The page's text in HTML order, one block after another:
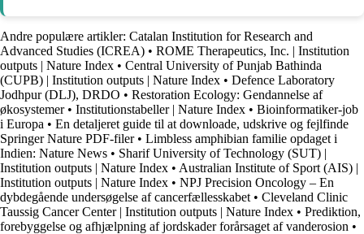
Andre populære artikler: Catalan Institution for Research and
Advanced Studies (ICREA) • ROME Therapeutics, Inc. | Institution
outputs | Nature Index • Central University of Punjab Bathinda
(CUPB) | Institution outputs | Nature Index • Defence Laboratory
Jodhpur (DLJ), DRDO • Restoration Ecology: Gendannelse af
økosystemer• Institutionstabeller | Nature Index • Bioinformatiker-job
i Europa • En detaljeret guide til at downloade, udskrive og fejlfinde
Springer Nature PDF-filer• Limbless amphibian familie opdaget i
Indien: Nature News • Sharif University of Technology (SUT) |
Institution outputs | Nature Index • Australian Institute of Sport (AIS) |
Institution outputs | Nature Index • NPJ Precision Oncology – En
dybdegående undersøgelse af cancerfællesskabet • Cleveland Clinic
Taussig Cancer Center | Institution outputs | Nature Index • Prediktion,
forebyggelse og afhjælpning af jordskader forårsaget af vanderosion •